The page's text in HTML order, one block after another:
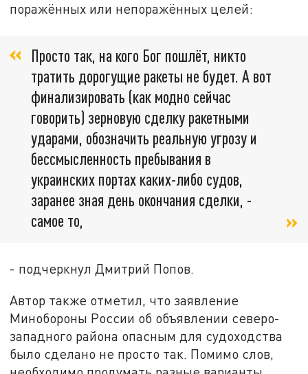
поражённых или непоражённых целей:
Просто так, на кого Бог пошлёт, никто
тратить дорогущие ракеты не будет. А вот
финализировать (как модно сейчас
говорить) зерновую сделку ракетными
ударами, обозначить реальную угрозу и
бессмысленность пребывания в
украинских портах каких-либо судов,
заранее зная день окончания сделки, -
самое то,
- подчеркнул Дмитрий Попов.
Автор также отметил, что заявление
Минобороны России об объявлении северо-
западного района опасным для судоходства
было сделано не просто так. Помимо слов,